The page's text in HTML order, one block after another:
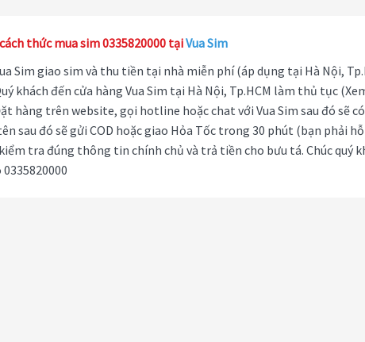
thức mua sim 0335820000 tạiVua Sim
Sim giao sim và thu tiền tại nhà miễn phí (áp dụng tại Hà Nội,
khách đến cửa hàng Vua Sim tại Hà Nội, Tp.HCM làm thủ tục
hàng trên website, gọi hotline hoặc chat với Vua Sim sau đó sẽ
sau đó sẽ gửi COD hoặc giao Hỏa Tốc trong 30 phút (bạn phải
tra đúng thông tin chính chủ và trả tiền cho bưu tá. Chúc quý